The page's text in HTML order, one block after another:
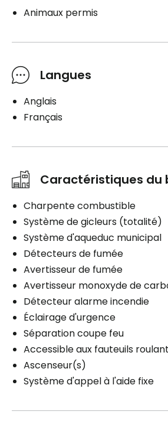
Animaux permis
Langues
Anglais
Français
Caractéristiques du
Charpente combustible
Système de gicleurs (totalité)
Système d'aqueduc municipal
Détecteurs de fumée
Avertisseur de fumée
Avertisseur monoxyde de
Détecteur alarme incendie
Éclairage d'urgence
Séparation coupe feu
Accessible aux fauteuils
Ascenseur(s)
Système d'appel à l'aide fixe